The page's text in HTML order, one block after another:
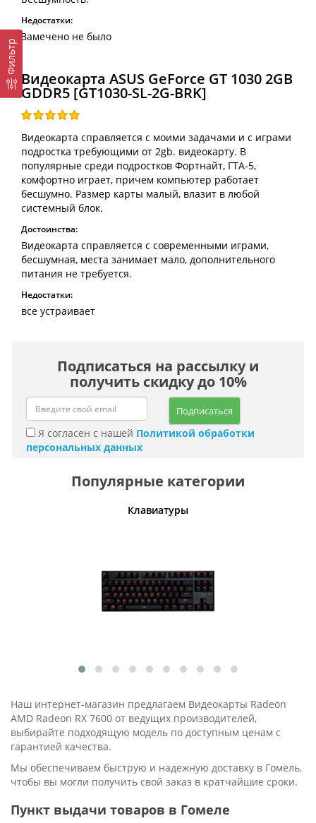
Фильтр
Недостатки:
Замечено не было
Видеокарта ASUS GeForce GT 1030 2GB
GDDR5 [GT1030-SL-2G-BRK]
Видеокарта справляется с моими задачами и с играми
подростка требующими от 2gb. видеокарту. В
популярные среди подростков Фортнайт, ГТА-5,
комфортно играет, причем компьютер работает
бесшумно. Размер карты малый, влазит в любой
системный блок.
Достоинства:
Видеокарта справляется с современными играми,
бесшумная, места занимает мало, дополнительного
питания не требуется.
Недостатки:
все устраивает
Подписаться на рассылку и
получить скидку до 10%
Подписаться
Я согласен с нашей Политикой обработки
персональных данных
Популярные категории
Клавиатуры
Наш интернет-магазин предлагаем Видеокарты Radeon
AMD Radeon RX 7600 от ведущих производителей,
выбирайте подходящую модель по доступным ценам с
гарантией качества.
Мы обеспечиваем быструю и надежную доставку в Гомель,
чтобы вы могли получить свой заказ в кратчайшие сроки.
Пункт выдачи товаров в Гомеле